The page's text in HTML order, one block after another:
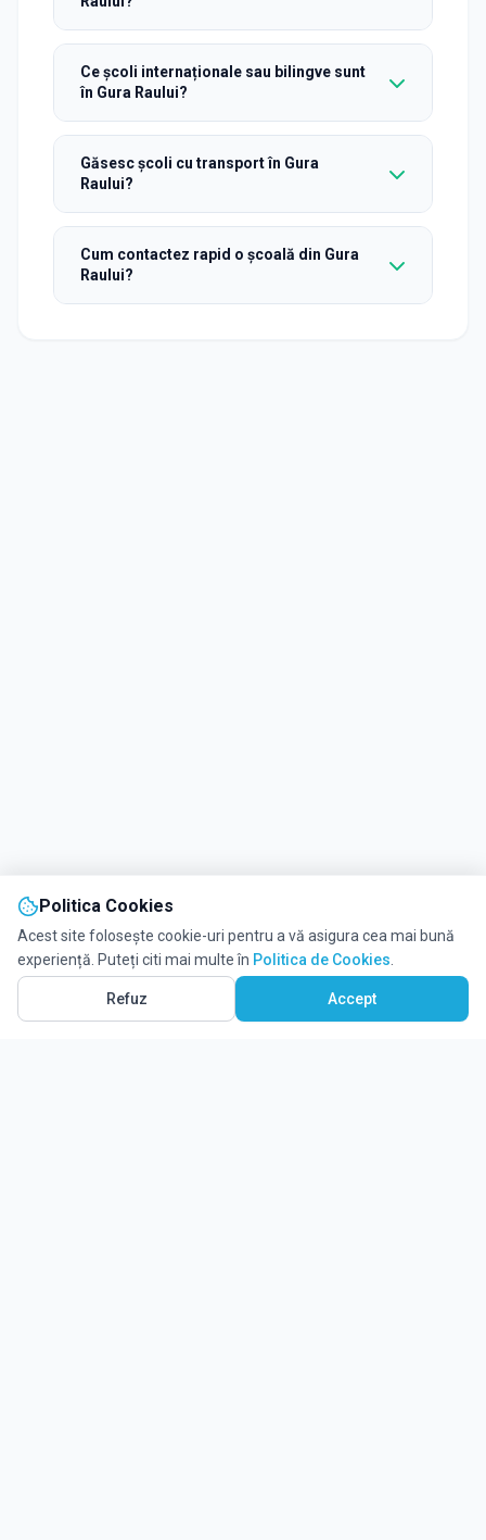
Ce școli internaționale sau bilingve sunt
în Gura Raului?
Găsesc școli cu transport în Gura
Raului?
Cum contactez rapid o școală din Gura
Raului?
Politica Cookies
Acest site folosește cookie-uri pentru a vă asigura cea mai bună
experiență. Puteți citi mai multe în Politica de Cookies
Refuz Accept